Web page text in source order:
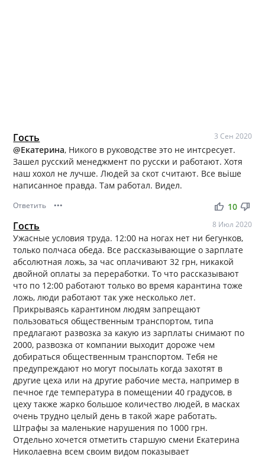
Гость 3 Сен 2020
@Екатерина, Никого в руководстве это не интсресует.
Зашел русский менеджмент по русски и работают. Хотя
наш хохол не лучше. Людей за скот считают. Все вьіше
написанное правда. Там работал. Видел.
Ответить ••• thumb_up thumb_down
10
Гость 8 Июл 2020
Ужасные условия труда. 12:00 на ногах нет ни бегунков,
только полчаса обеда. Все рассказывающие о зарплате
абсолютная ложь, за час оплачивают 32 грн, никакой
двойной оплаты за переработки. То что рассказывают
что по 12:00 работают только во время карантина тоже
ложь, люди работают так уже несколько лет.
Прикрываясь карантином людям запрещают
пользоваться общественным транспортом, типа
предлагают развозка за какую из зарплаты снимают по
2000, развозка от компании выходит дороже чем
добираться общественным транспортом. Тебя не
предупреждают но могут посылать когда захотят в
другие цеха или на другие рабочие места, например в
печное где температура в помещении 40 градусов, в
цеху также жарко большое количество людей, в масках
очень трудно целый день в такой жаре работать.
Штрафы за маленькие нарушения по 1000 грн.
Отдельно хочется отметить старшую смени Екатерина
Николаевна всем своим видом показывает